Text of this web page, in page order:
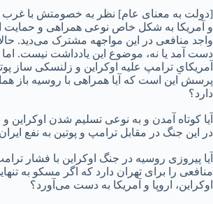
[دولت به معنای عام] نظر به خصومتش با
و آمریکا به شکل خاص نوعی همراهی و حمایت
واجد منافعی در این مواجهه مشترک می‌دید.
دست آمد یا نه، موضوع این یادداشت نیست. اما
آمریکایِ ترامپ علیه اوکراین و زلنسکی ساز
پرسش این است که آیا همراهی با روسیه باز
دارد؟
آیا کوتاه آمدن و به نوعی تسلیم شدن اوکراین و
در این جنگ در مقابل ترامپ و پوتین به نفع
آیا پیروزی روسیه در جنگ اوکراین با فشار
منافعی را برای تهران دارد که اگر مسکو به
اوکراین، اروپا و آمریکا به دست می‌آورد؟